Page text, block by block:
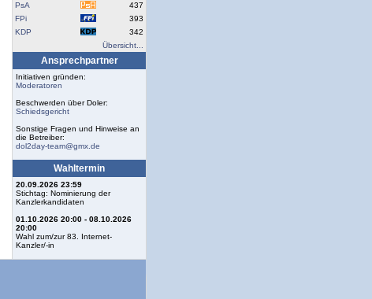
PsA
437
FPi
393
KDP
342
Übersicht...
Ansprechpartner
Initiativen gründen:
Moderatoren
Beschwerden über Doler:
Schiedsgericht
Sonstige Fragen und Hinweise an
die Betreiber:
dol2day-team@gmx.de
Wahltermin
20.09.2026 23:59
Stichtag: Nominierung der
Kanzlerkandidaten
01.10.2026 20:00 - 08.10.2026
20:00
Wahl zum/zur 83. Internet-
Kanzler/-in